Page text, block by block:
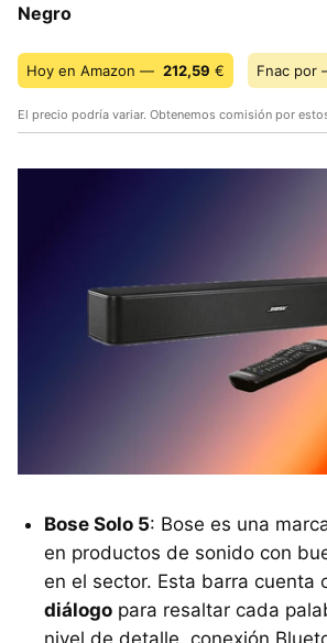
Negro
Hoy en Amazon — 212,59 € Fnac por
El precio podría variar. Obtenemos comisión por
Bose Solo 5: Bose es una
en productos de sonido con
en el sector. Esta barra cuenta
diálogo para resaltar cada
nivel de detalle, conexión